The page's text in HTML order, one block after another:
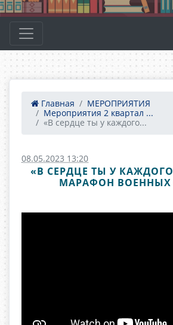
Главная
МЕРОПРИЯТИЯ
Мероприятия 2 квартал ...
«В сердце ты у каждого...
08.05.2023 13:20
«В СЕРДЦЕ ТЫ У
МАРАФОН ВОЕННЫХ